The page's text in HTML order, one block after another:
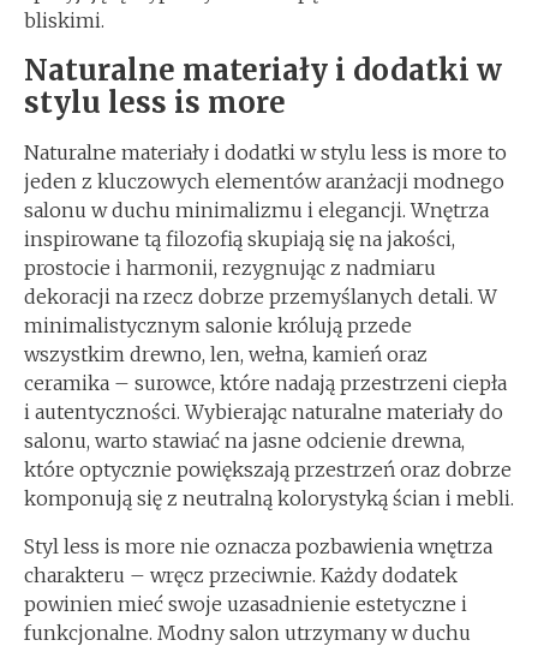
bliskimi.
Naturalne materiały i dodatki w
stylu less is more
Naturalne materiały i dodatki w stylu less is more to
jeden z kluczowych elementów aranżacji modnego
salonu w duchu minimalizmu i elegancji. Wnętrza
inspirowane tą filozofią skupiają się na jakości,
prostocie i harmonii, rezygnując z nadmiaru
dekoracji na rzecz dobrze przemyślanych detali. W
minimalistycznym salonie królują przede
wszystkim drewno, len, wełna, kamień oraz
ceramika – surowce, które nadają przestrzeni ciepła
i autentyczności. Wybierając naturalne materiały do
salonu, warto stawiać na jasne odcienie drewna,
które optycznie powiększają przestrzeń oraz dobrze
komponują się z neutralną kolorystyką ścian i mebli.
Styl less is more nie oznacza pozbawienia wnętrza
charakteru – wręcz przeciwnie. Każdy dodatek
powinien mieć swoje uzasadnienie estetyczne i
funkcjonalne. Modny salon utrzymany w duchu